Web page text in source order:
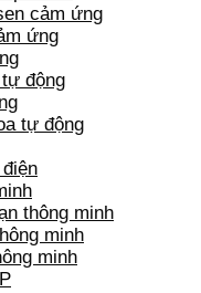
cảm ứng
ứng
động
tự động
thông minh
minh
minh